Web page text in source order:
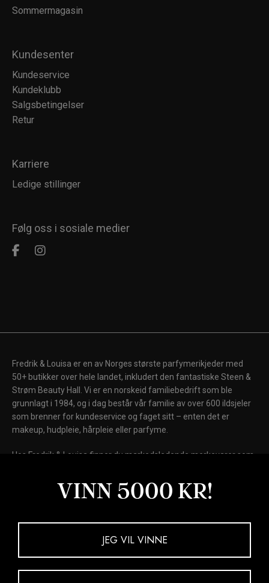
Sommermagasin
Kundesenter
Kundeservice
Kundeklubb
Salgsbetingelser
Retur
Karriere
Ledige stillinger
Følg oss i sosiale medier
Fredrik & Louisa er en av Norges største parfymerikjeder med
50+ butikker over hele landet, inkludert den fantastiske Steen &
Strøm Beauty Hall. Vi er en norskeid familiebedrift som ble
grunnlagt i 1984, og i dag består vår familie av over 600 ildsjeler
som brenner for kundeservice og faget sitt – enten det er
makeup, hudpleie, hårpleie eller parfyme.
Hos Fredrik & Louisa finner du markedsledende merkevarer som
Lancôme og Elizabeth Arden, samt internasjonale kultmerker
som Fenty Beauty, MAC Cosmetics, Kiehl's, NARS, Drunk
VINN 5000 KR!
JEG VIL VINNE